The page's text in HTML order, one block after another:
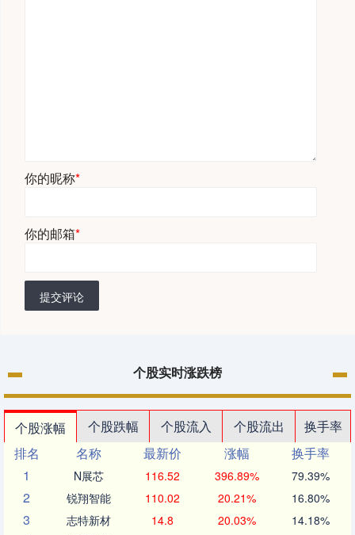
你的昵称*
你的邮箱*
提交评论
个股实时涨跌榜
个股涨幅 个股跌幅 个股流入 个股流出
换手率
排名
名称 最新价 涨幅
换手率
1
N展芯 116.52 396.89% 79.39%
2 锐翔智能 110.02 20.21% 16.80%
3 志特新材 14.8 20.03% 14.18%